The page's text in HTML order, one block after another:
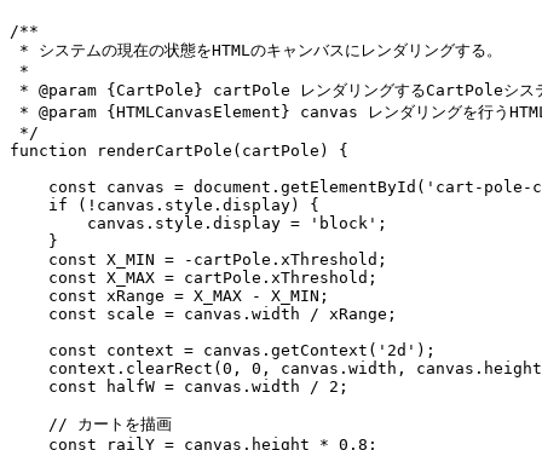
/**
* システムの現在の状態をHTMLのキャンバスにレンダリングする。
*
* @param {CartPole} cartPole レンダリングするCartPoleシステ
* @param {HTMLCanvasElement} canvas レンダリングを行う
*/
function renderCartPole(cartPole) {
const canvas = document.getElementById('cart-pole-
    if (!canvas.style.display) {
        canvas.style.display = 'block';
    }
    const X_MIN = -cartPole.xThreshold;
    const X_MAX = cartPole.xThreshold;
    const xRange = X_MAX - X_MIN;
    const scale = canvas.width / xRange;
    const context = canvas.getContext('2d');
context.clearRect(0, 0, canvas.width,
    const halfW = canvas.width / 2;
    // カートを描画
    const railY = canvas.height * 0.8;